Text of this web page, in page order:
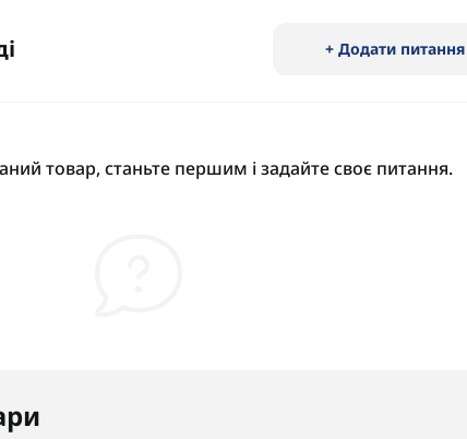
+ Додати питання
товар, станьте першим і задайте своє питання.